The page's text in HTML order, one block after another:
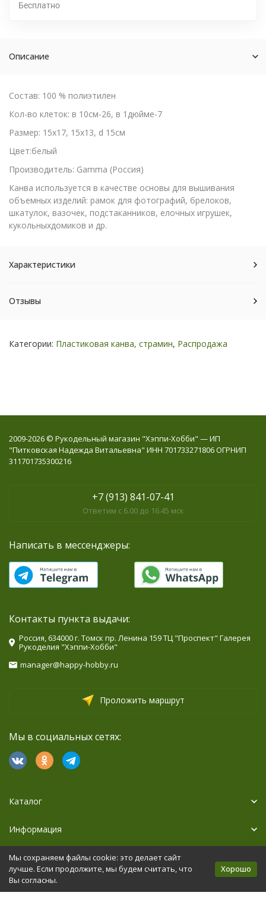
Бесплатно
Описание
Состав: 100 % полиэтилен
Кол-во клеток: в 10см-26, в 1дюйме-7
Размер: 15х17, 15х13, d 15см
Цвет:белый
Производитель: Gamma (Россия)
Канва используется в качестве основы для вышивания
объемных изделий: рамок для фотографий, брелоков,
шкатулок, вазочек, подстаканников, елочных игрушек,
кукольныхдомиков и др.
Характеристики
Отзывы
Категории: Пластиковая канва, страмин, Распродажа
2009-2026 © Рукодельный магазин "Хэппи-Хобби" — ИП
"Питковская Надежда Витальевна" ИНН 701733271806 ОГРНИП
311701735300216
+7 (913) 841-07-41
Ответим с 6.00 до 16.45 мск
Написать в мессенджеры:
Контакты пункта выдачи:
Россия, 634000 г. Томск пр. Ленина 159 ТЦ "Проспект" Галерея
Рукоделия "Хэппи-Хобби"
manager@happy-hobby.ru
Проложить маршрут
Мы в социальных сетях:
Каталог
Информация
Дополнительно
Политика персональных данных Карта сайта
Мы сохраняем файлы cookie: это делает сайт
лучше. Если продолжите, мы будем считать, что
Вы согласны.
Хорошо